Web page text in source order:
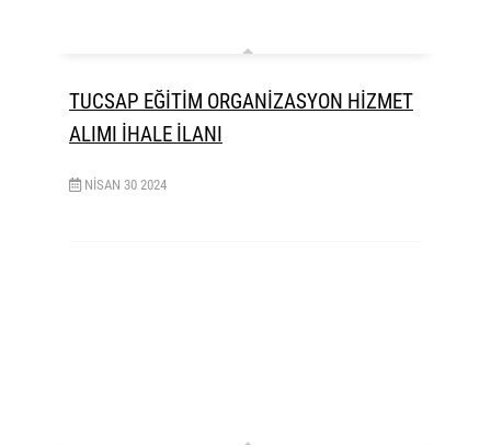
TUCSAP EĞİTİM ORGANİZASYON HİZMET
ALIMI İHALE İLANI
NISAN 30 2024